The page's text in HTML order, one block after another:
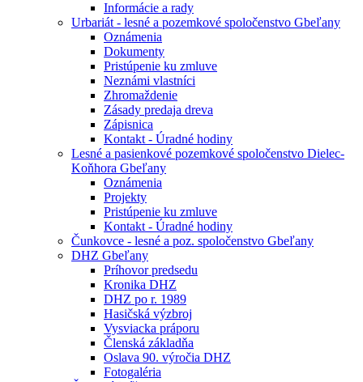
Informácie a rady
Urbariát - lesné a pozemkové spoločenstvo Gbeľany
Oznámenia
Dokumenty
Pristúpenie ku zmluve
Neznámi vlastníci
Zhromaždenie
Zásady predaja dreva
Zápisnica
Kontakt - Úradné hodiny
Lesné a pasienkové pozemkové spoločenstvo Dielec-
Koňhora Gbeľany
Oznámenia
Projekty
Pristúpenie ku zmluve
Kontakt - Úradné hodiny
Čunkovce - lesné a poz. spoločenstvo Gbeľany
DHZ Gbeľany
Príhovor predsedu
Kronika DHZ
DHZ po r. 1989
Hasičská výzbroj
Vysviacka práporu
Členská základňa
Oslava 90. výročia DHZ
Fotogaléria